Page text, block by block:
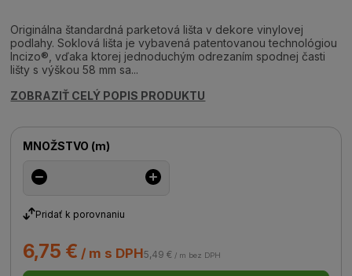
Originálna štandardná parketová lišta v dekore vinylovej
podlahy. Soklová lišta je vybavená patentovanou technológiou
Incizo®, vďaka ktorej jednoduchým odrezaním spodnej časti
lišty s výškou 58 mm sa...
ZOBRAZIŤ CELÝ POPIS PRODUKTU
MNOŽSTVO (m)
Pridať k porovnaniu
6,75 € / m s DPH5,49 € / m bez DPH